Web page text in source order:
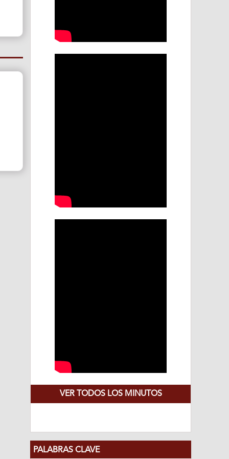
VER TODOS LOS MINUTOS
PALABRAS CLAVE